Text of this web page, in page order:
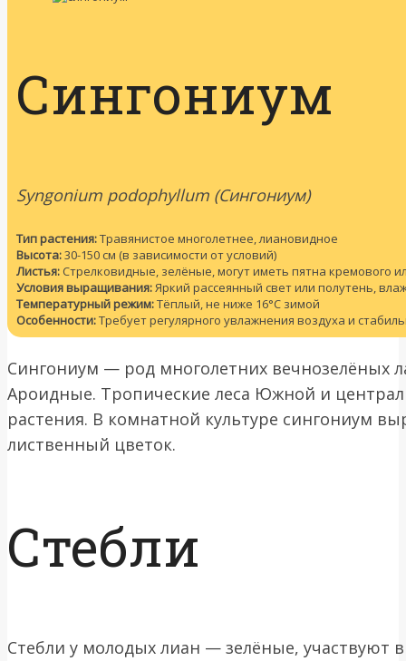
Сингониум
Syngonium podophyllum (Сингониум)
Тип растения:Травянистое многолетнее, лиановидное
Высота:30-150 см (в зависимости от условий)
Листья: Стрелковидные, зелёные, могут иметь пятна кремового
Условия выращивания:Яркий рассеянный свет или полутень,
Температурный режим:Тёплый, не ниже 16°C зимой
Особенности:Требует регулярного увлажнения воздуха и
Сингониум — род многолетних вечнозелёных
Ароидные. Тропические леса Южной и
растения. В комнатной культуре сингониум
лиственный цветок.
Стебли
Стебли у молодых лиан — зелёные, участвуют